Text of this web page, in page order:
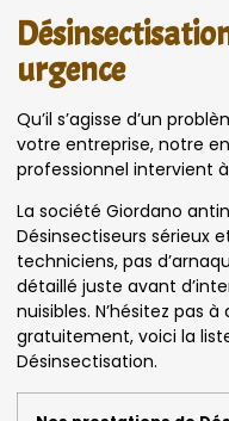
urgence
Qu’il s’agisse d’un
votre entreprise, notre
professionnel intervient
La société Giordano
Désinsectiseurs sérieux
techniciens, pas
détaillé juste avant
nuisibles. N’hésitez pas
gratuitement, voici la
Désinsectisation.